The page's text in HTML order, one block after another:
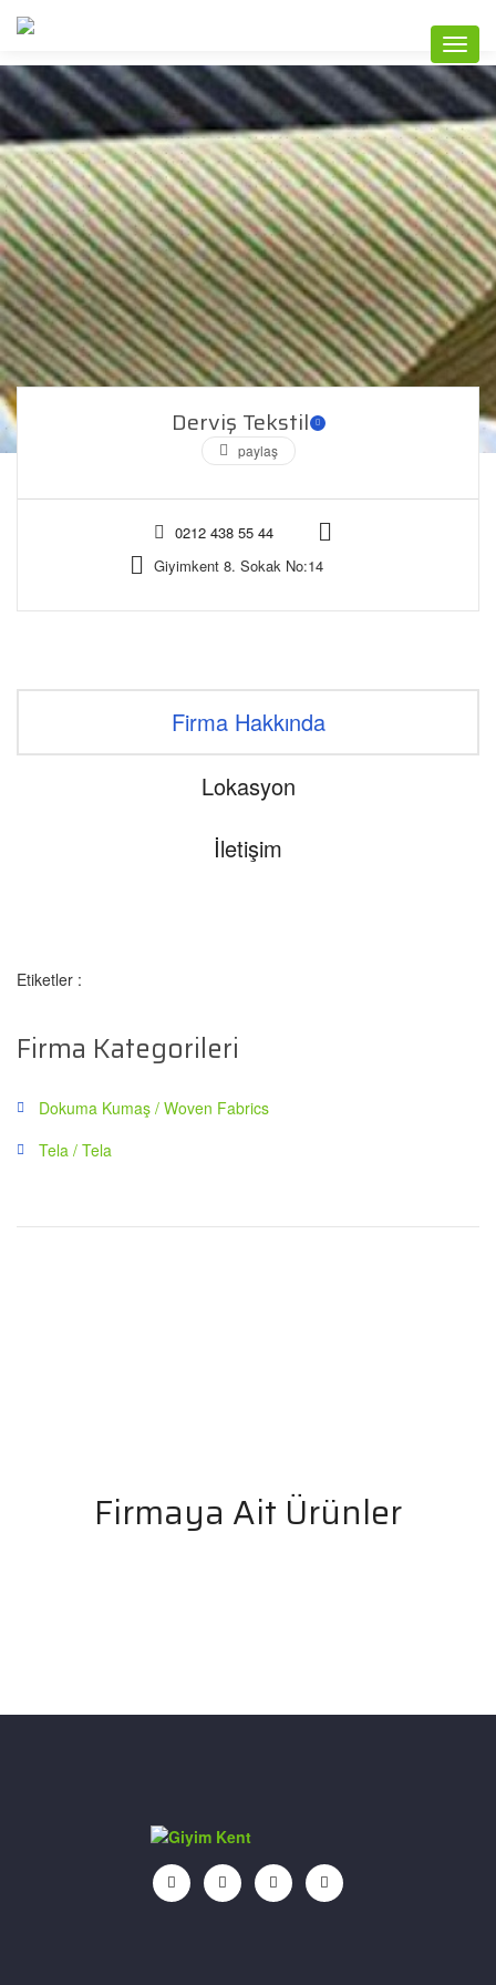
Derviş Tekstil
paylaş
0212 438 55 44
Giyimkent 8. Sokak No:14
Firma Hakkında
Lokasyon
İletişim
Etiketler :
Firma Kategorileri
Dokuma Kumaş / Woven Fabrics
Tela / Tela
Firmaya Ait Ürünler